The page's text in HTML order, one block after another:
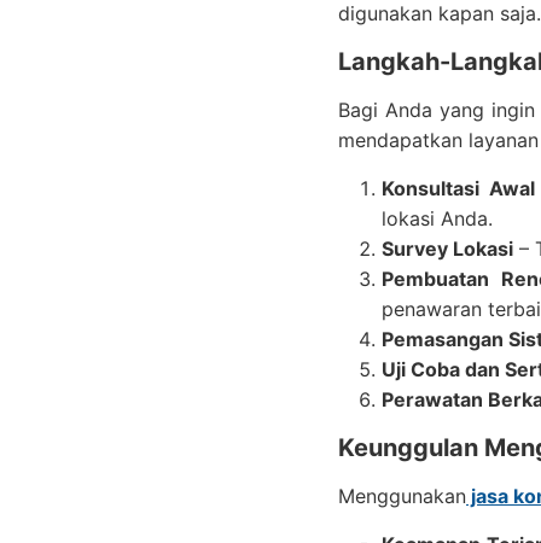
digunakan kapan saja.
Langkah-
Bagi Anda yang
mendapatkan
Konsultasi Awal
lokasi Anda.
Survey Lokasi –
Pembuatan
penawaran
Pemasangan
Uji Coba dan
Perawatan
Keunggulan
Menggunakan jasa